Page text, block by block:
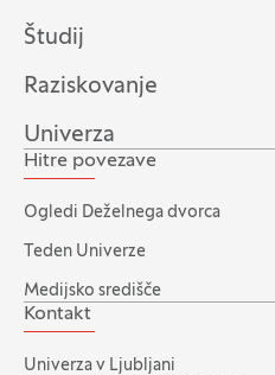
Študij
Raziskovanje
Univerza
Hitre povezave
Ogledi Deželnega dvorca
Teden Univerze
Medijsko središče
Kontakt
Univerza v Ljubljani